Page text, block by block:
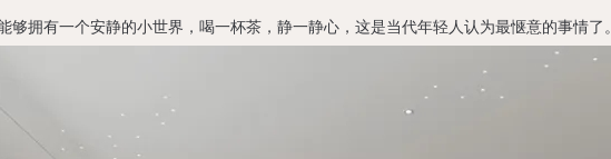
够拥有一个安静的小世界，喝一杯茶，静一静心，这是当代年轻人认为最惬意的事情了。